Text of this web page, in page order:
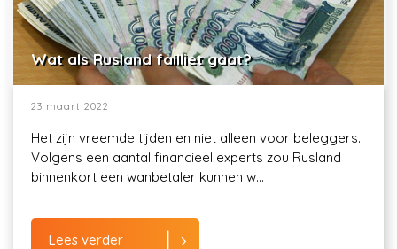
Wat als Rusland failliet gaat?
23 maart 2022
Het zijn vreemde tijden en niet alleen voor beleggers.
Volgens een aantal financieel experts zou Rusland
binnenkort een wanbetaler kunnen w...
Lees verder